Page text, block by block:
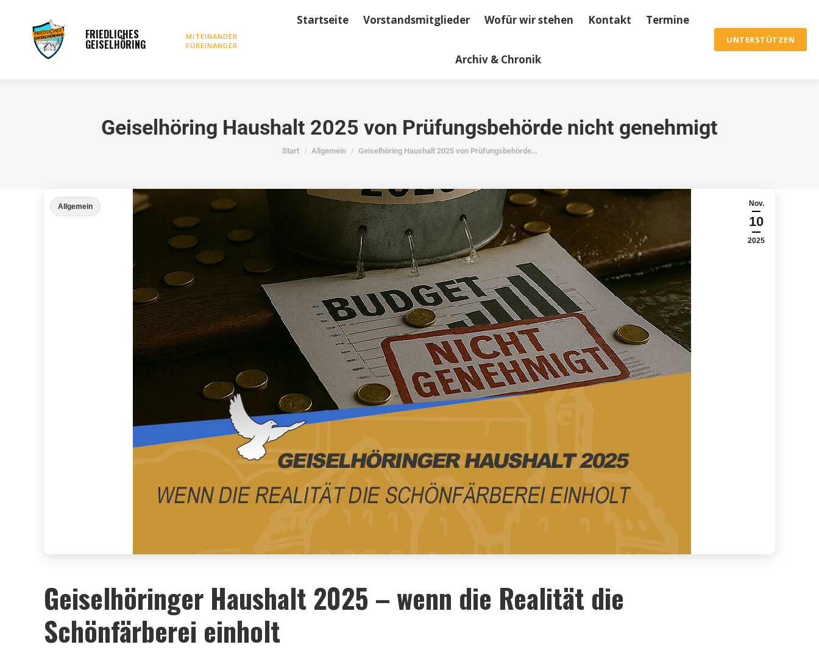
FRIEDLICHES
GEISELHÖRING
MITEINANDER
FÜREINANDER
Startseite Vorstandsmitglieder Wofür wir stehen Kontakt Termine
Archiv & Chronik
UNTERSTÜTZEN
Geiselhöring Haushalt 2025 von Prüfungsbehörde nicht genehmigt
Sie befinden sich hier:
Start Allgemein Geiselhöring Haushalt 2025 von Prüfungsbehörde…
Nov.
10
2025
Allgemein
Geiselhöringer Haushalt 2025 – wenn die Realität die
Schönfärberei einholt
Startseite Vorstandsmitglieder UNTERSTÜTZEN